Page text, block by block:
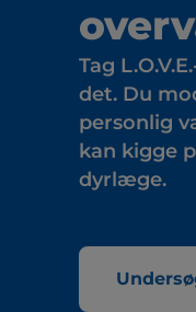
Tag
det. Du
personlig
kan kigge
dyrlæge.